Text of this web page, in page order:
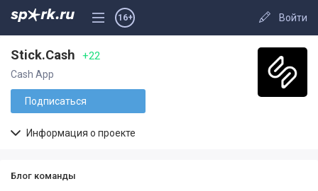
Войти
16+
Stick.Cash +22
Cash App
Подписаться
Информация о проекте
Блог команды